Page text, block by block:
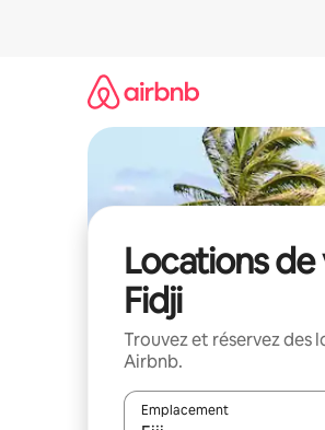
Locations de
Fidji
Trouvez et réservez des
Airbnb.
Emplacement